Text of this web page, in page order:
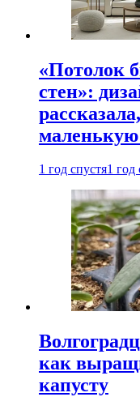
«Потолок
стен»:
1 год спустя1 год
как
капусту